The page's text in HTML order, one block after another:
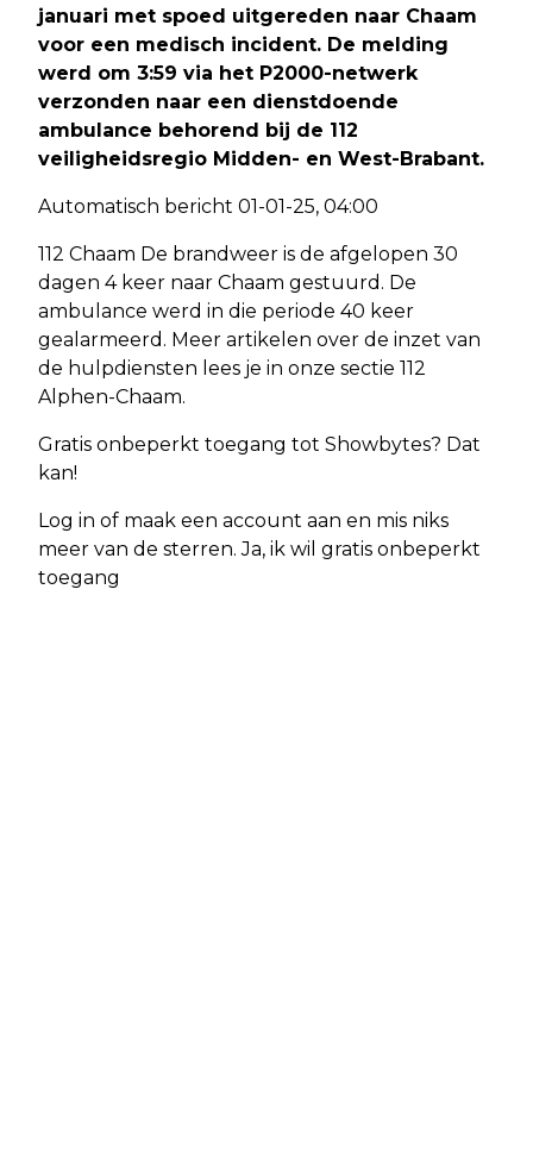
januari met spoed uitgereden naar Chaam
voor een medisch incident. De melding
werd om 3:59 via het P2000-netwerk
verzonden naar een dienstdoende
ambulance behorend bij de 112
veiligheidsregio Midden- en West-Brabant.
Automatisch bericht 01-01-25, 04:00
112 Chaam De brandweer is de afgelopen 30
dagen 4 keer naar Chaam gestuurd. De
ambulance werd in die periode 40 keer
gealarmeerd. Meer artikelen over de inzet van
de hulpdiensten lees je in onze sectie 112
Alphen-Chaam.
Gratis onbeperkt toegang tot Showbytes? Dat
kan!
Log in of maak een account aan en mis niks
meer van de sterren. Ja, ik wil gratis onbeperkt
toegang